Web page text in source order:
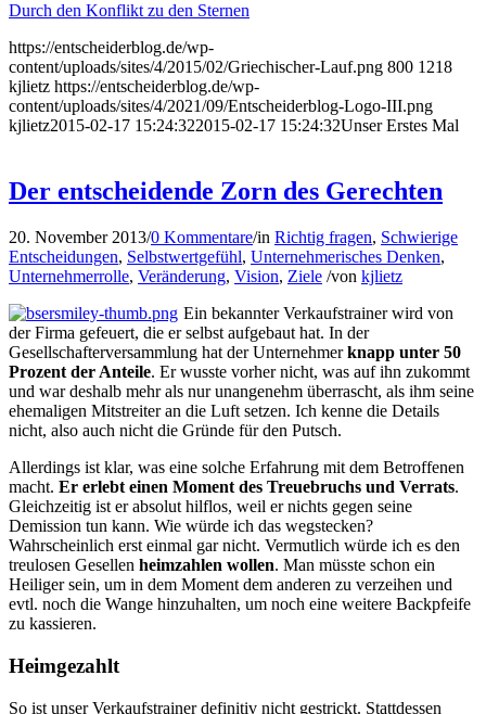
Durch den Konflikt zu den Sternen
https://entscheiderblog.de/wp-
content/uploads/sites/4/2015/02/Griechischer-Lauf.png 800 1218
kjlietz https://entscheiderblog.de/wp-
content/uploads/sites/4/2021/09/Entscheiderblog-Logo-III.png
kjlietz2015-02-17 15:24:322015-02-17 15:24:32Unser Erstes Mal
Der entscheidende Zorn des Gerechten
20. November 2013/0 Kommentare/in Richtig fragen, Schwierige
Entscheidungen, Selbstwertgefühl, Unternehmerisches Denken,
Unternehmerrolle, Veränderung, Vision, Ziele /von kjlietz
Ein bekannter Verkaufstrainer wird von
der Firma gefeuert, die er selbst aufgebaut hat. In der
Gesellschafterversammlung hat der Unternehmerknapp unter 50
Prozent der Anteile. Er wusste vorher nicht, was auf ihn zukommt
und war deshalb mehr als nur unangenehm überrascht, als ihm seine
ehemaligen Mitstreiter an die Luft setzen. Ich kenne die Details
nicht, also auch nicht die Gründe für den Putsch.
Allerdings ist klar, was eine solche Erfahrung mit dem Betroffenen
macht. Er erlebt einen Moment des Treuebruchs und Verrats.
Gleichzeitig ist er absolut hilflos, weil er nichts gegen seine
Demission tun kann. Wie würde ich das wegstecken?
Wahrscheinlich erst einmal gar nicht. Vermutlich würde ich es den
treulosen Gesellen heimzahlen wollen. Man müsste schon ein
Heiliger sein, um in dem Moment dem anderen zu verzeihen und
evtl. noch die Wange hinzuhalten, um noch eine weitere Backpfeife
zu kassieren.
Heimgezahlt
So ist unser Verkaufstrainer definitiv nicht gestrickt. Stattdessen